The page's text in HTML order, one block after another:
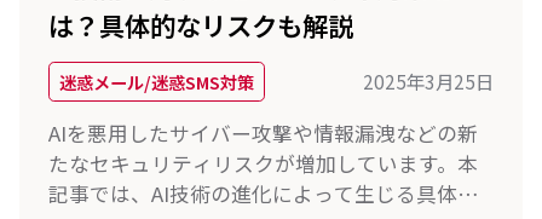
は？具体的なリスクも解説
迷惑メール/迷惑SMS対策 2025年3月25日
AIを悪用したサイバー攻撃や情報漏洩などの新
たなセキュリティリスクが増加しています。本
記事では、AI技術の進化によって生じる具体的